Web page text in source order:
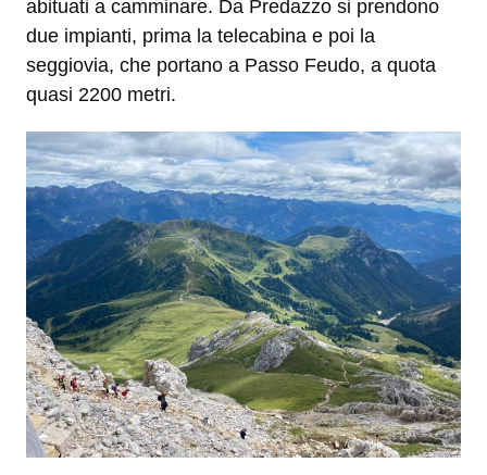
abituati a camminare. Da Predazzo si prendono
due impianti, prima la telecabina e poi la
seggiovia, che portano a Passo Feudo, a quota
quasi 2200 metri.